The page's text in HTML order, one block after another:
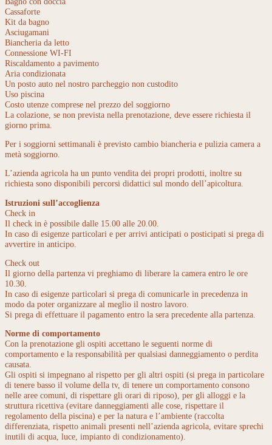
Cassaforte
Kit da bagno
Asciugamani
Biancheria da letto
Connessione WI-FI
Riscaldamento a pavimento
Aria condizionata
Un posto auto nel nostro parcheggio non custodito
Uso piscina
Costo utenze comprese nel prezzo del soggiorno
La colazione, se non prevista nella prenotazione, deve essere richiesta il
giorno prima.
Per i soggiorni settimanali è previsto cambio biancheria e pulizia camera a
metà soggiorno.
L’azienda agricola ha un punto vendita dei propri prodotti, inoltre su
richiesta sono disponibili percorsi didattici sul mondo dell’apicoltura.
Istruzioni sull’accoglienza
Check in
Il check in è possibile dalle 15.00 alle 20.00.
In caso di esigenze particolari e per arrivi anticipati o posticipati si prega di
avvertire in anticipo.
Check out
Il giorno della partenza vi preghiamo di liberare la camera entro le ore
10.30.
In caso di esigenze particolari si prega di comunicarle in precedenza in
modo da poter organizzare al meglio il nostro lavoro.
Si prega di effettuare il pagamento entro la sera precedente alla partenza.
Norme di comportamento
Con la prenotazione gli ospiti accettano le seguenti norme di
comportamento e la responsabilità per qualsiasi danneggiamento o perdita
causata.
Gli ospiti si impegnano al rispetto per gli altri ospiti (si prega in particolare
di tenere basso il volume della tv, di tenere un comportamento consono
nelle aree comuni, di rispettare gli orari di riposo), per gli alloggi e la
struttura ricettiva (evitare danneggiamenti alle cose, rispettare il
regolamento della piscina) e per la natura e l’ambiente (raccolta
differenziata, rispetto animali presenti nell’azienda agricola, evitare sprechi
inutili di acqua, luce, impianto di condizionamento).